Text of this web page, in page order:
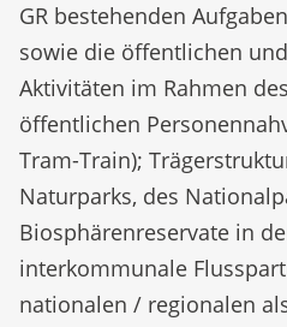
GR bestehenden
sowie die öffentlichen
Aktivitäten im Rahmen
öffentlichen
Tram-Train);
Naturparks, des
Biosphärenreservate in
interkommunale
nationalen / regionalen